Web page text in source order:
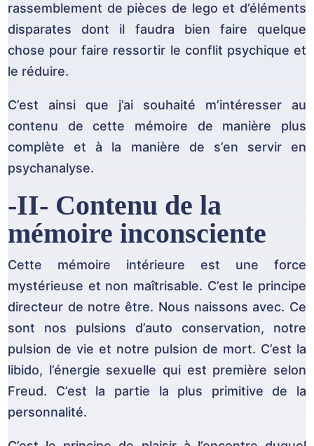
rassemblement de pièces de lego et d’éléments
disparates dont il faudra bien faire quelque
chose pour faire ressortir le conflit psychique et
le réduire.
C’est ainsi que j’ai souhaité m’intéresser au
contenu de cette mémoire de manière plus
complète et à la manière de s’en servir en
psychanalyse.
-II- Contenu de la
mémoire inconsciente
Cette mémoire intérieure est une force
mystérieuse et non maîtrisable. C’est le principe
directeur de notre être. Nous naissons avec. Ce
sont nos pulsions d’auto conservation, notre
pulsion de vie et notre pulsion de mort. C’est la
libido, l’énergie sexuelle qui est première selon
Freud. C’est la partie la plus primitive de la
personnalité.